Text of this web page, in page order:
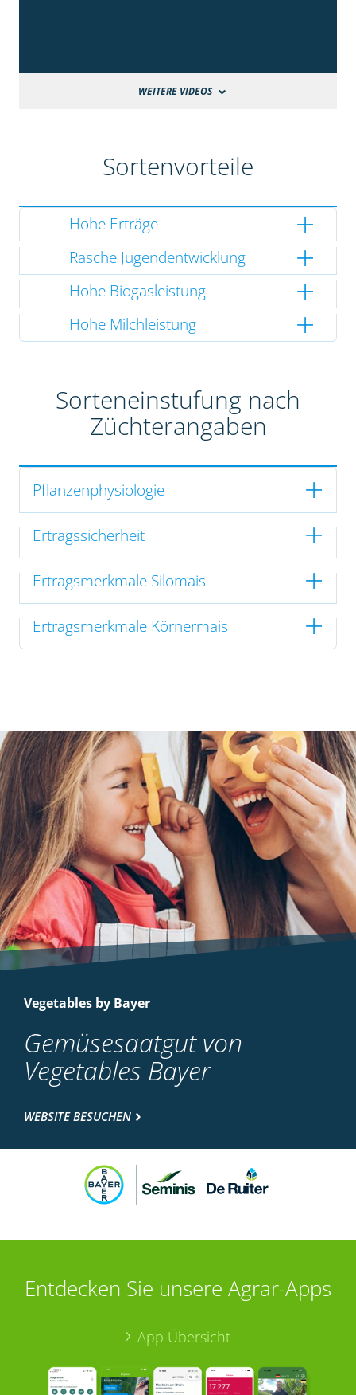
WEITERE VIDEOS
Sortenvorteile
Hohe Erträge
Rasche Jugendentwicklung
Hohe Biogasleistung
Hohe Milchleistung
Sorteneinstufung nach
Züchterangaben
Pflanzenphysiologie
Ertragssicherheit
Ertragsmerkmale Silomais
Ertragsmerkmale Körnermais
Vegetables by Bayer
Gemüsesaatgut von
Vegetables Bayer
WEBSITE BESUCHEN
Entdecken Sie unsere Agrar-Apps
App Übersicht